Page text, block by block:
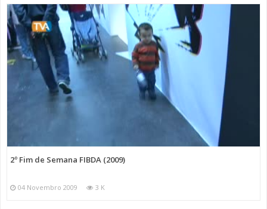
2º Fim de Semana FIBDA (2009)
04 Novembro 2009 3 K